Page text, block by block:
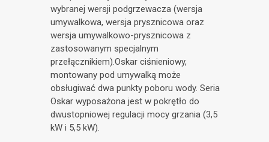
wybranej wersji podgrzewacza (wersja
umywalkowa, wersja prysznicowa oraz
wersja umywalkowo-prysznicowa z
zastosowanym specjalnym
przełącznikiem).Oskar ciśnieniowy,
montowany pod umywalką może
obsługiwać dwa punkty poboru wody. Seria
Oskar wyposażona jest w pokrętło do
dwustopniowej regulacji mocy grzania (3,5
kW i 5,5 kW).